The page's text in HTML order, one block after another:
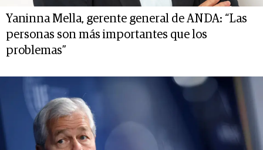
Yaninna Mella, gerente general de ANDA: “Las
personas son más importantes que los
problemas”